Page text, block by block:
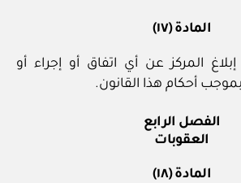
المادة (١٧)
المركز عن أي اتفاق أو إجراء أو
أحكام هذا القانون.
الفصل الرابع
العقوبات
المادة (١٨)